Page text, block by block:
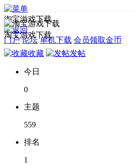
淘宝游戏下载
门户 论坛 单机下载 会员领取金币
淘宝游戏下载
收藏 发帖
今日
0
主题
559
排名
1